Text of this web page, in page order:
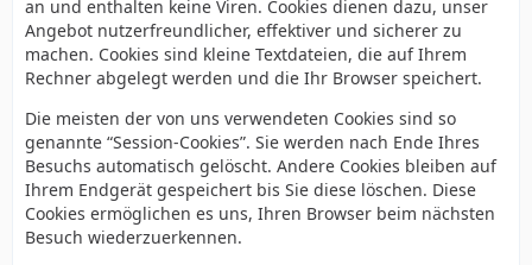
an und enthalten keine Viren. Cookies dienen dazu, unser
Angebot nutzerfreundlicher, effektiver und sicherer zu
machen. Cookies sind kleine Textdateien, die auf Ihrem
Rechner abgelegt werden und die Ihr Browser speichert.
Die meisten der von uns verwendeten Cookies sind so
genannte “Session-Cookies”. Sie werden nach Ende Ihres
Besuchs automatisch gelöscht. Andere Cookies bleiben auf
Ihrem Endgerät gespeichert bis Sie diese löschen. Diese
Cookies ermöglichen es uns, Ihren Browser beim nächsten
Besuch wiederzuerkennen.